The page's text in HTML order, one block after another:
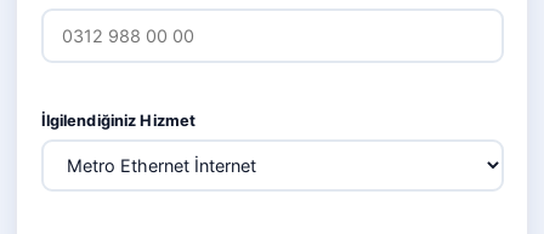
İlgilendiğiniz Hizmet